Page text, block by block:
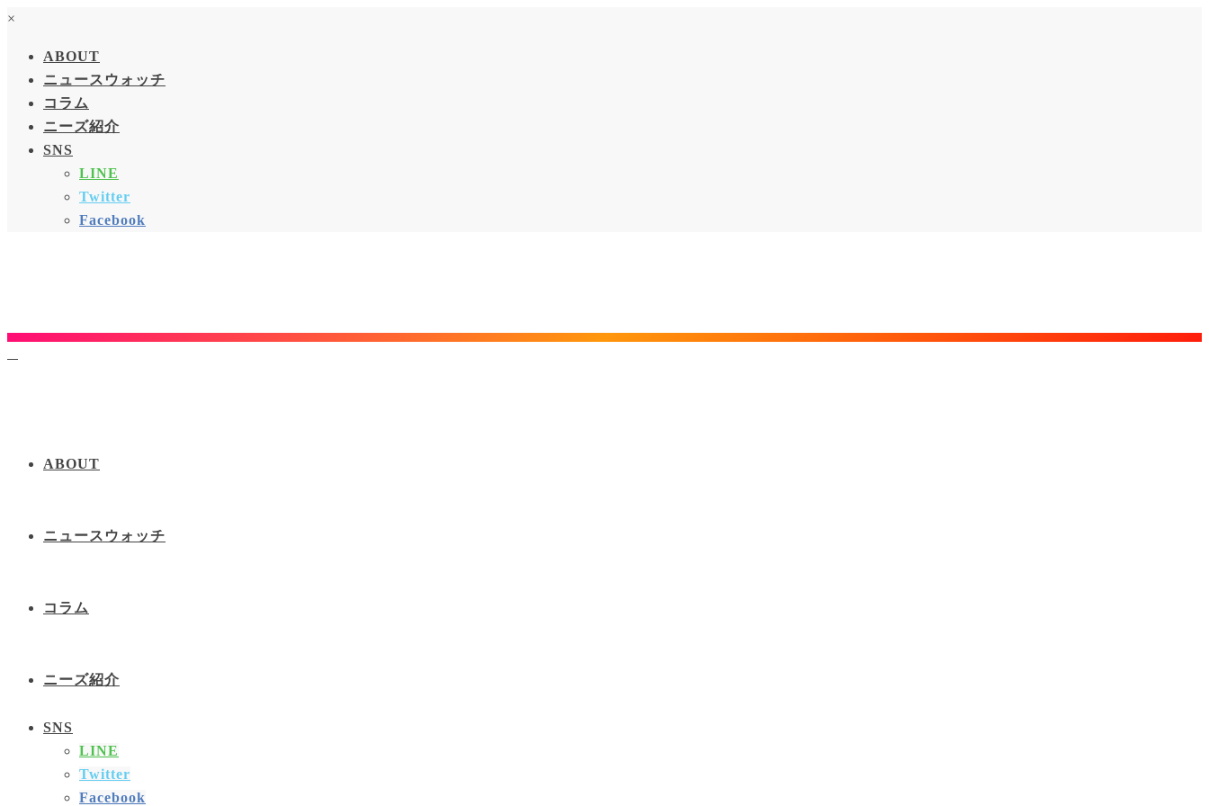
×
ABOUT
ニュースウォッチ
コラム
ニーズ紹介
SNS
LINE
Twitter
Facebook
ABOUT
ニュースウォッチ
コラム
ニーズ紹介
SNS
LINE
Twitter
Facebook